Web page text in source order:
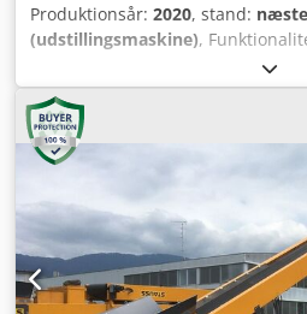
Produktionsår: 2020, stand:
(udstillingsmaskine),
, maskine/
A-442,
knusnings- / sigteanlæg. TEKNISKE
Stakningskapacitet: op til 300 t/t
Bulkdensitet: 1,7 kg/dm³
Stakningskapacitet (drejning 0°):
(drejning 90°): 8500 t
15000 t Indføringsstørrelse: 0 /
Transportbåndslængde: 18.252
Transportbåndsbredde: 900 mm